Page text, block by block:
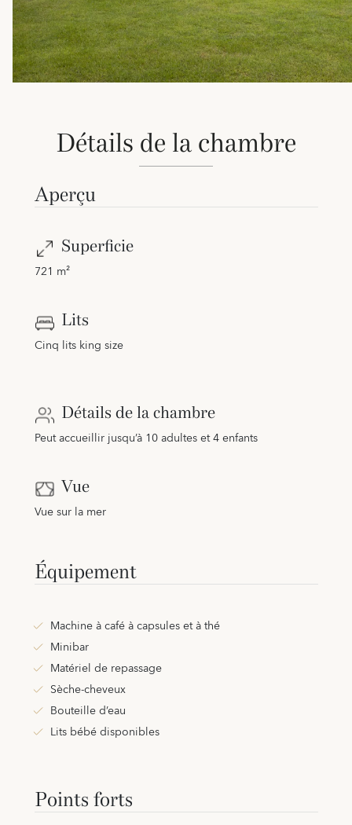
Détails de la chambre
Aperçu
Superficie
721 m²
Lits
Cinq lits king size
Détails de la chambre
Peut accueillir jusqu’à 10 adultes et 4 enfants
Vue
Vue sur la mer
Équipement
Machine à café à capsules et à thé
Minibar
Matériel de repassage
Sèche-cheveux
Bouteille d’eau
Lits bébé disponibles
Points forts